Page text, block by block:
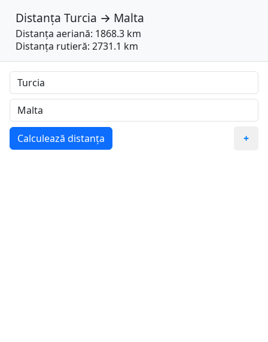
Distanța Turcia → Malta
Distanța aeriană: 1868.3 km
Distanța rutieră: 2731.1 km
Calculează distanța +